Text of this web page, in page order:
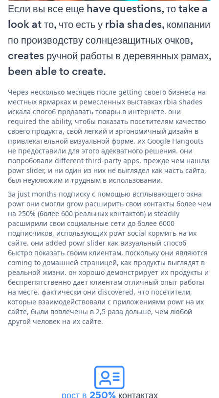
Если вы все еще have questions, то take a
look at то, что есть у rbia shades, компании
по производству солнцезащитных очков,
creates ручной работы в деревянных рамах,
been able to create.
Через несколько месяцев после getting своего бизнеса на
местных ярмарках и ремесленных выставках rbia shades
искала способ продавать товары в интернете. они
required the ability, чтобы показать посетителям качество
своего продукта, свой легкий и эргономичный дизайн в
привлекательной визуальной форме. их Google Hangouts
не предоставили для этого адекватного решения. они
попробовали different third-party apps, прежде чем нашли
powr slider, и ни один из них не выглядел как часть сайта,
был неуклюжим и трудным в использовании.
За just months подписку с помощью всплывающего окна
powr они смогли grow расширить свои контакты более чем
на 250% (более 600 реальных контактов) и steadily
расширили свои социальные сети до более 6000
подписчиков, использующих powr social кормить на их
сайте. они added powr slider как визуальный способ
быстро показать своим клиентам, поскольку они являются
coming to домашней страницей, как продукты выглядят в
реальной жизни. он хорошо демонстрирует их продукты и
беспрепятственно дает клиентам отличный опыт работы
на месте. фактически они discovered, что посетители,
которые взаимодействовали с приложениями powr на их
сайте, были вовлечены в 2,5 раза дольше, чем любой
другой человек на их сайте.
рост в 250%контактах